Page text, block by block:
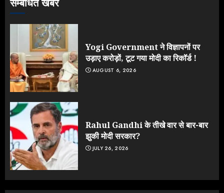
सम्बंधित खबर
Yogi Government ने विज्ञापनों पर
उड़ाए करोड़ों, टूट गया मोदी का रिकॉर्ड !
AUGUST 6, 2026
Rahul Gandhi के तीखे वार से बार-बार
झुकी मोदी सरकार?
JULY 26, 2026
4
5
JULY 19, 2026
उड़ाए करोड़ों, टूट गया मोदी का रिकॉर्ड !